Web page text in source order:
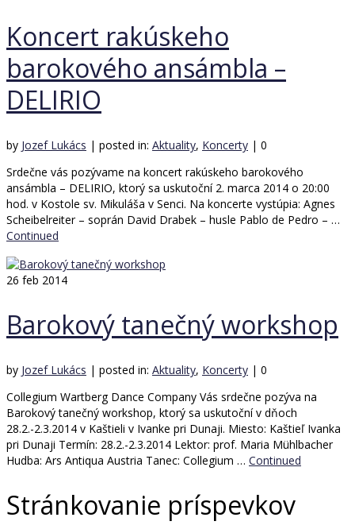
Koncert rakúskeho
barokového ansámbla –
DELIRIO
by Jozef Lukács | posted in: Aktuality, Koncerty | 0
Srdečne vás pozývame na koncert rakúskeho barokového
ansámbla – DELIRIO, ktorý sa uskutoční 2. marca 2014 o 20:00
hod. v Kostole sv. Mikuláša v Senci. Na koncerte vystúpia: Agnes
Scheibelreiter – soprán David Drabek – husle Pablo de Pedro – …
Continued
26 feb 2014
Barokový tanečný workshop
by Jozef Lukács | posted in: Aktuality, Koncerty | 0
Collegium Wartberg Dance Company Vás srdečne pozýva na
Barokový tanečný workshop, ktorý sa uskutoční v dňoch
28.2.-2.3.2014 v Kaštieli v Ivanke pri Dunaji. Miesto: Kaštieľ Ivanka
pri Dunaji Termín: 28.2.-2.3.2014 Lektor: prof. Maria Mühlbacher
Hudba: Ars Antiqua Austria Tanec: Collegium … Continued
Stránkovanie príspevkov